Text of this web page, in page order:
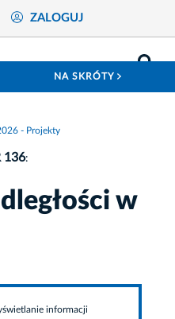
ZALOGUJ
NA SKRÓTY
- Projekty
136:
w
informacji